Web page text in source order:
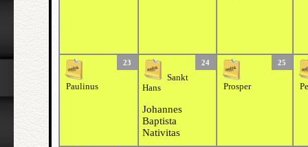
23
Paulinus
24
Sankt
Hans
Johannes
Baptista
Nativitas
25
Prosper